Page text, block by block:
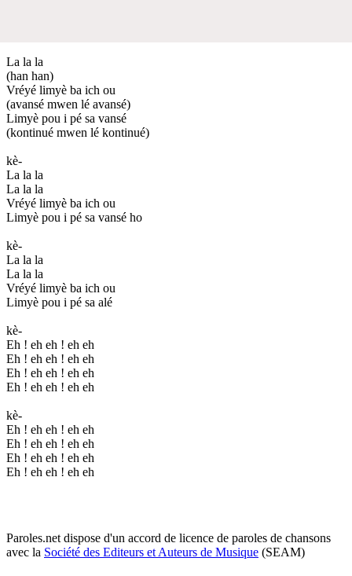
La la la
(han han)
Vréyé limyè ba ich ou
(avansé mwen lé avansé)
Limyè pou i pé sa vansé
(kontinué mwen lé kontinué)
kè-
La la la
La la la
Vréyé limyè ba ich ou
Limyè pou i pé sa vansé ho
kè-
La la la
La la la
Vréyé limyè ba ich ou
Limyè pou i pé sa alé
kè-
Eh ! eh eh ! eh eh
Eh ! eh eh ! eh eh
Eh ! eh eh ! eh eh
Eh ! eh eh ! eh eh
kè-
Eh ! eh eh ! eh eh
Eh ! eh eh ! eh eh
Eh ! eh eh ! eh eh
Eh ! eh eh ! eh eh
Paroles.net dispose d'un accord de licence de paroles de chansons
avec la Société des Editeurs et Auteurs de Musique (SEAM)